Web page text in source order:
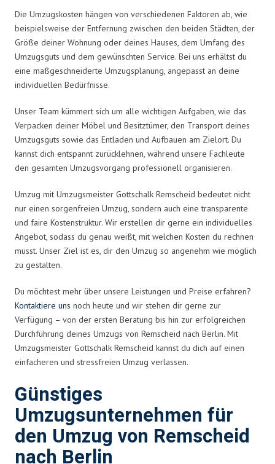
Die Umzugskosten hängen von verschiedenen Faktoren ab, wie
beispielsweise der Entfernung zwischen den beiden Städten, der
Größe deiner Wohnung oder deines Hauses, dem Umfang des
Umzugsguts und dem gewünschten Service. Bei uns erhältst du
eine maßgeschneiderte Umzugsplanung, angepasst an deine
individuellen Bedürfnisse.
Unser Team kümmert sich um alle wichtigen Aufgaben, wie das
Verpacken deiner Möbel und Besitztümer, den Transport deines
Umzugsguts sowie das Entladen und Aufbauen am Zielort. Du
kannst dich entspannt zurücklehnen, während unsere Fachleute
den gesamten Umzugsvorgang professionell organisieren.
Umzug mit Umzugsmeister Gottschalk Remscheid bedeutet nicht
nur einen sorgenfreien Umzug, sondern auch eine transparente
und faire Kostenstruktur. Wir erstellen dir gerne ein individuelles
Angebot, sodass du genau weißt, mit welchen Kosten du rechnen
musst. Unser Ziel ist es, dir den Umzug so angenehm wie möglich
zu gestalten.
Du möchtest mehr über unsere Leistungen und Preise erfahren?
Kontaktiere uns noch heute und wir stehen dir gerne zur
Verfügung – von der ersten Beratung bis hin zur erfolgreichen
Durchführung deines Umzugs von Remscheid nach Berlin. Mit
Umzugsmeister Gottschalk Remscheid kannst du dich auf einen
einfacheren und stressfreien Umzug verlassen.
Günstiges
Umzugsunternehmen für
den Umzug von Remscheid
nach Berlin